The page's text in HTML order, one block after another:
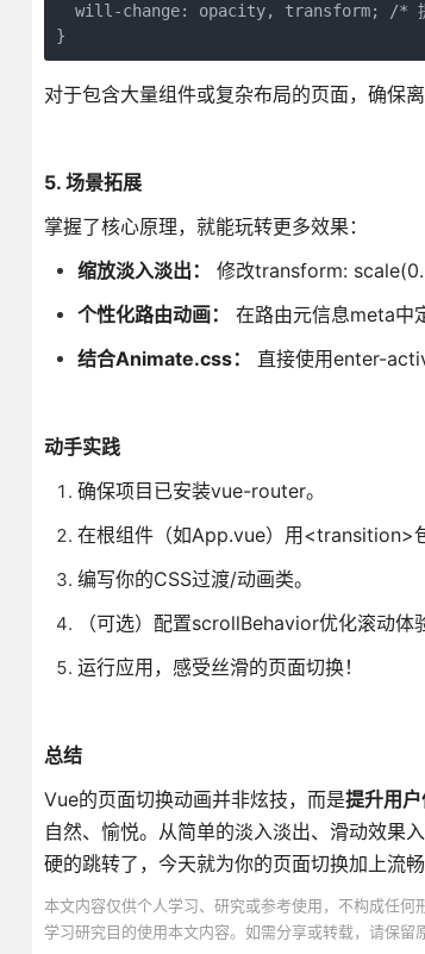
will-change: opacity, transform; /*
}
对于包含大量组件或复杂布局的页面，确保
5. 场景拓展
掌握了核心原理，就能玩转更多效果：
缩放淡入淡出：
修改transform:
个性化路由动画：
在路由元信息meta中
结合Animate.css：
直接使用enter-
动手实践
确保项目已安装vue-router。
在根组件（如App.vue）用<transition>
编写你的CSS过渡/动画类。
（可选）配置scrollBehavior优化滚动体
运行应用，感受丝滑的页面切换！
总结
Vue的页面切换动画并非炫技，而是提升用
自然、愉悦。从简单的淡入淡出、滑动效果
硬的跳转了，今天就为你的页面切换加上流畅
本文内容仅供个人学习、研究或参考使用，不构成任
学习研究目的使用本文内容。如需分享或转载，请保留